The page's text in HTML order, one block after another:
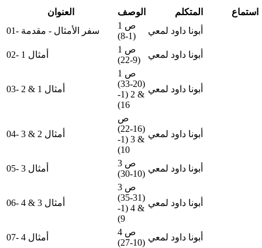
العنوان الوصف المتكلم
استماع
01- سفر الأمثال - مقدمة
ص 1
(1-8)
أبونا داود لمعي
02- أمثال 1
ص 1
(9-22)
أبونا داود لمعي
03- أمثال 1 & 2
ص 1
(20-33)
& 2 (1-
16)
أبونا داود لمعي
04- أمثال 2 & 3
ص
(16-22)
& 3 (1-
10)
أبونا داود لمعي
05- أمثال 3
ص 3
(10-30)
أبونا داود لمعي
06- أمثال 3 & 4
ص 3
(31-35)
& 4 (1-
9)
أبونا داود لمعي
07- أمثال 4
ص 4
(10-27)
أبونا داود لمعي